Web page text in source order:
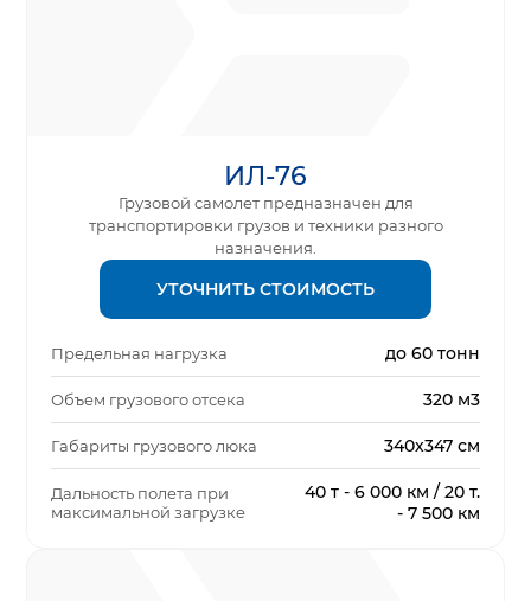
ИЛ-76
Грузовой самолет предназначен для
транспортировки грузов и техники разного
назначения.
УТОЧНИТЬ СТОИМОСТЬ
Предельная нагрузка до 60 тонн
Объем грузового отсека 320 м3
Габариты грузового люка 340х347 см
Дальность полета при
максимальной загрузке
40 т - 6 000 км / 20 т.
- 7 500 км